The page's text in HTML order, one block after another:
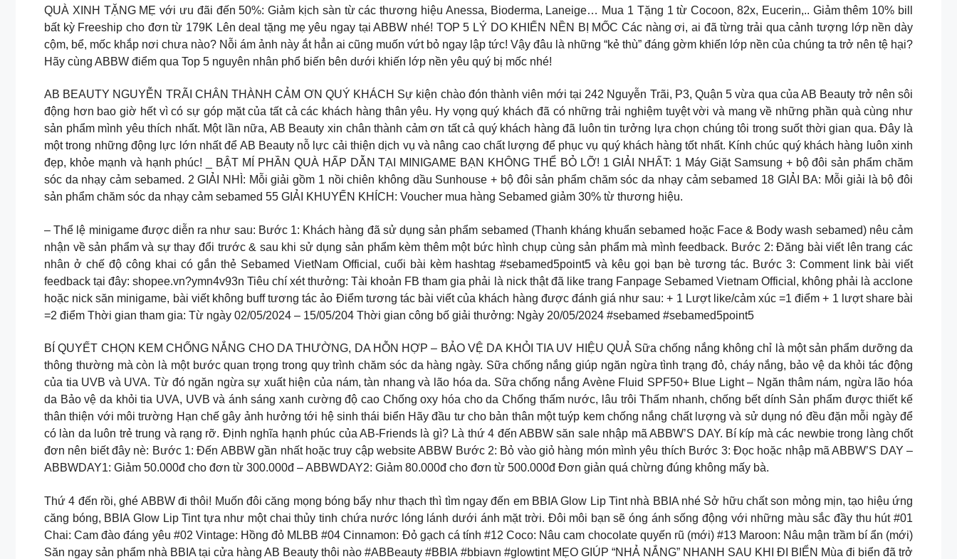
QUÀ XINH TẶNG MẸ với ưu đãi đến 50%: Giảm kịch sàn từ các thương hiệu Anessa, Bioderma, Laneige… Mua 1 Tặng 1 từ Cocoon, 82x, Eucerin,.. Giảm thêm 10% bill
bất kỳ Freeship cho đơn từ 179K Lên deal tặng mẹ yêu ngay tại ABBW nhé! TOP 5 LÝ DO KHIẾN NỀN BỊ MỐC Các nàng ơi, ai đã từng trải qua cảnh tượng lớp nền dày
cộm, bể, mốc khắp nơi chưa nào? Nỗi ám ảnh này ắt hẳn ai cũng muốn vứt bỏ ngay lập tức! Vậy đâu là những “kẻ thù” đáng gờm khiến lớp nền của chúng ta trở nên tệ hại?
Hãy cùng ABBW điểm qua Top 5 nguyên nhân phổ biến bên dưới khiến lớp nền yêu quý bị mốc nhé!
AB BEAUTY NGUYỄN TRÃI CHÂN THÀNH CẢM ƠN QUÝ KHÁCH Sự kiện chào đón thành viên mới tại 242 Nguyễn Trãi, P3, Quận 5 vừa qua của AB Beauty trở nên sôi
động hơn bao giờ hết vì có sự góp mặt của tất cả các khách hàng thân yêu. Hy vọng quý khách đã có những trải nghiệm tuyệt vời và mang về những phần quà cùng như
sản phẩm mình yêu thích nhất. Một lần nữa, AB Beauty xin chân thành cảm ơn tất cả quý khách hàng đã luôn tin tưởng lựa chọn chúng tôi trong suốt thời gian qua. Đây là
một trong những động lực lớn nhất để AB Beauty nỗ lực cải thiện dịch vụ và nâng cao chất lượng để phục vụ quý khách hàng tốt nhất. Kính chúc quý khách hàng luôn xinh
đẹp, khỏe mạnh và hạnh phúc! _ BẬT MÍ PHẦN QUÀ HẤP DẪN TẠI MINIGAME BẠN KHÔNG THỂ BỎ LỠ! 1 GIẢI NHẤT: 1 Máy Giặt Samsung + bộ đôi sản phẩm chăm
sóc da nhạy cảm sebamed. 2 GIẢI NHÌ: Mỗi giải gồm 1 nồi chiên không dầu Sunhouse + bộ đôi sản phẩm chăm sóc da nhạy cảm sebamed 18 GIẢI BA: Mỗi giải là bộ đôi
sản phẩm chăm sóc da nhạy cảm sebamed 55 GIẢI KHUYẾN KHÍCH: Voucher mua hàng Sebamed giảm 30% từ thương hiệu.
– Thể lệ minigame được diễn ra như sau: Bước 1: Khách hàng đã sử dụng sản phẩm sebamed (Thanh kháng khuẩn sebamed hoặc Face & Body wash sebamed) nêu cảm
nhận về sản phẩm và sự thay đổi trước & sau khi sử dụng sản phẩm kèm thêm một bức hình chụp cùng sản phẩm mà mình feedback. Bước 2: Đăng bài viết lên trang các
nhân ở chế độ công khai có gắn thẻ Sebamed VietNam Official, cuối bài kèm hashtag #sebamed5point5 và kêu gọi bạn bè tương tác. Bước 3: Comment link bài viết
feedback tại đây: shopee.vn?ymn4v93n Tiêu chí xét thưởng: Tài khoản FB tham gia phải là nick thật đã like trang Fanpage Sebamed Vietnam Official, không phải là acclone
hoặc nick săn minigame, bài viết không buff tương tác ảo Điểm tương tác bài viết của khách hàng được đánh giá như sau: + 1 Lượt like/cảm xúc =1 điểm + 1 lượt share bài
=2 điểm Thời gian tham gia: Từ ngày 02/05/2024 – 15/05/204 Thời gian công bố giải thưởng: Ngày 20/05/2024 #sebamed #sebamed5point5
BÍ QUYẾT CHỌN KEM CHỐNG NẮNG CHO DA THƯỜNG, DA HỖN HỢP – BẢO VỆ DA KHỎI TIA UV HIỆU QUẢ Sữa chống nắng không chỉ là một sản phẩm dưỡng da
thông thường mà còn là một bước quan trọng trong quy trình chăm sóc da hàng ngày. Sữa chống nắng giúp ngăn ngừa tình trạng đỏ, cháy nắng, bảo vệ da khỏi tác động
của tia UVB và UVA. Từ đó ngăn ngừa sự xuất hiện của nám, tàn nhang và lão hóa da. Sữa chống nắng Avène Fluid SPF50+ Blue Light – Ngăn thâm nám, ngừa lão hóa
da Bảo vệ da khỏi tia UVA, UVB và ánh sáng xanh cường độ cao Chống oxy hóa cho da Chống thấm nước, lâu trôi Thấm nhanh, chống bết dính Sản phẩm được thiết kế
thân thiện với môi trường Hạn chế gây ảnh hưởng tới hệ sinh thái biển Hãy đầu tư cho bản thân một tuýp kem chống nắng chất lượng và sử dụng nó đều đặn mỗi ngày để
có làn da luôn trẻ trung và rạng rỡ. Định nghĩa hạnh phúc của AB-Friends là gì? Là thứ 4 đến ABBW săn sale nhập mã ABBW’S DAY. Bí kíp mà các newbie trong làng chốt
đơn nên biết đây nè: Bước 1: Đến ABBW gần nhất hoặc truy cập website ABBW Bước 2: Bỏ vào giỏ hàng món mình yêu thích Bước 3: Đọc hoặc nhập mã ABBW’S DAY –
ABBWDAY1: Giảm 50.000đ cho đơn từ 300.000đ – ABBWDAY2: Giảm 80.000đ cho đơn từ 500.000đ Đơn giản quá chừng đúng không mấy bà.
Thứ 4 đến rồi, ghé ABBW đi thôi! Muốn đôi căng mọng bóng bẩy như thạch thì tìm ngay đến em BBIA Glow Lip Tint nhà BBIA nhé Sở hữu chất son mỏng mịn, tạo hiệu ứng
căng bóng, BBIA Glow Lip Tint tựa như một chai thủy tinh chứa nước lóng lánh dưới ánh mặt trời. Đôi môi bạn sẽ óng ánh sống động với những màu sắc đầy thu hút #01
Chai: Cam đào đáng yêu #02 Vintage: Hồng đỏ MLBB #04 Cinnamon: Đỏ gạch cá tính #12 Coco: Nâu cam chocolate quyến rũ (mới) #13 Maroon: Nâu mận trầm bí ẩn (mới)
Săn ngay sản phẩm nhà BBIA tại cửa hàng AB Beauty thôi nào #ABBeauty #BBIA #bbiavn #glowtint MẸO GIÚP “NHẢ NẮNG” NHANH SAU KHI ĐI BIỂN Mùa đi biển đã trở